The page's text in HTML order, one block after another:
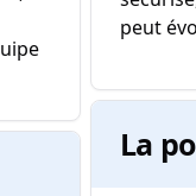
peut
La